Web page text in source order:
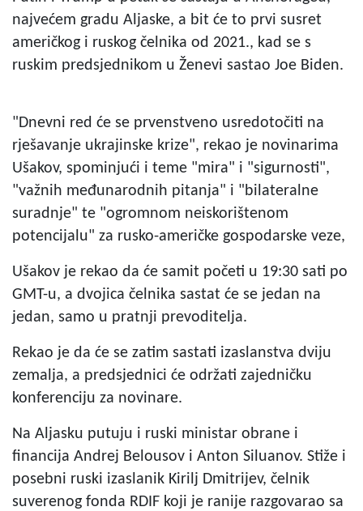
najvećem gradu Aljaske, a bit će to prvi susret
američkog i ruskog čelnika od 2021., kad se s
ruskim predsjednikom u Ženevi sastao Joe Biden.
"Dnevni red će se prvenstveno usredotočiti na
rješavanje ukrajinske krize", rekao je novinarima
Ušakov, spominjući i teme "mira" i "sigurnosti",
"važnih međunarodnih pitanja" i "bilateralne
suradnje" te "ogromnom neiskorištenom
potencijalu" za rusko-američke gospodarske veze,
Ušakov je rekao da će samit početi u 19:30 sati po
GMT-u, a dvojica čelnika sastat će se jedan na
jedan, samo u pratnji prevoditelja.
Rekao je da će se zatim sastati izaslanstva dviju
zemalja, a predsjednici će održati zajedničku
konferenciju za novinare.
Na Aljasku putuju i ruski ministar obrane i
financija Andrej Belousov i Anton Siluanov. Stiže i
posebni ruski izaslanik Kirilj Dmitrijev, čelnik
suverenog fonda RDIF koji je ranije razgovarao sa